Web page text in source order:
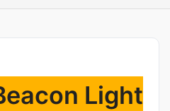
Light